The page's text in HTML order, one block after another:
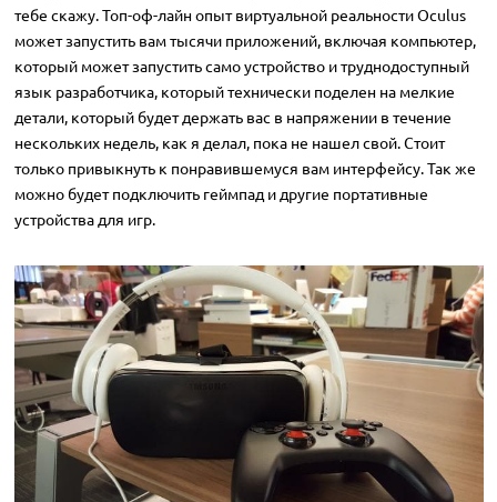
тебе скажу. Топ-оф-лайн опыт виртуальной реальности Oculus
может запустить вам тысячи приложений, включая компьютер,
который может запустить само устройство и труднодоступный
язык разработчика, который технически поделен на мелкие
детали, который будет держать вас в напряжении в течение
нескольких недель, как я делал, пока не нашел свой. Стоит
только привыкнуть к понравившемуся вам интерфейсу. Так же
можно будет подключить геймпад и другие портативные
устройства для игр.